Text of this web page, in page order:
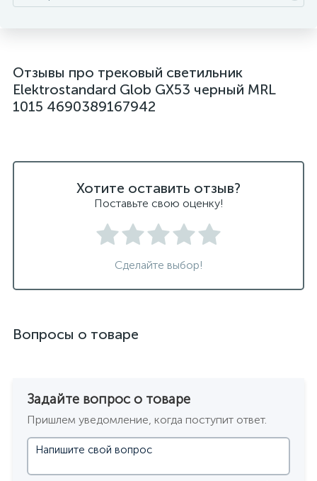
Отзывы про трековый светильник
Elektrostandard Glob GX53 черный MRL
1015 4690389167942
Хотите оставить отзыв?
Поставьте свою оценку!
Сделайте выбор!
Вопросы о товаре
Задайте вопрос о товаре
Пришлем уведомление, когда поступит ответ.